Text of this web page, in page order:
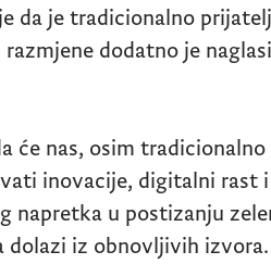
da je tradicionalno
dodatno je
će nas, osim
inovacije, digitalni rast i
napretka u postizanju
dolazi iz obnovljivih izvora.